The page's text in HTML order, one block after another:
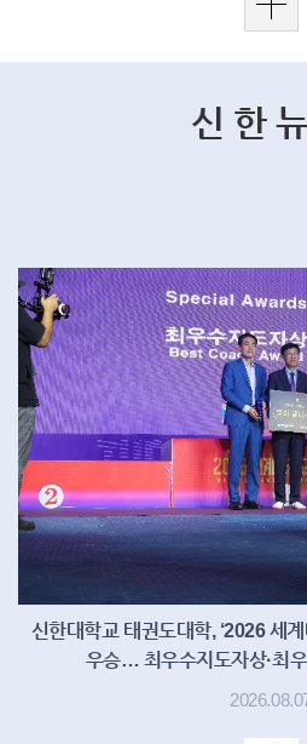
신 한
신한대학교 태권도대학, ‘2026 세
우승… 최우수지도자상·최